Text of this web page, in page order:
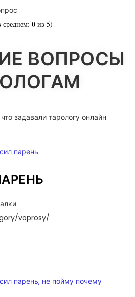
среднем: 0 из 5)
ВОПРОСЫ
задавали тарологу онлайн
voprosy/